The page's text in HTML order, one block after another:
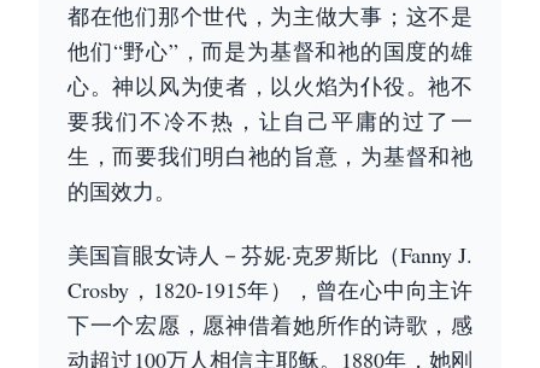
都在他们那个世代，为主做大事；这不是
他们“野心”，而是为基督和祂的国度的雄
心。神以风为使者，以火焰为仆役。祂不
要我们不冷不热，让自己平庸的过了一
生，而要我们明白祂的旨意，为基督和祂
的国效力。
美国盲眼女诗人－芬妮‧克罗斯比（Fanny J.
Crosby，1820-1915年），曾在心中向主许
下一个宏愿，愿神借着她所作的诗歌，感
动超过100万人相信主耶稣。1880年，她刚